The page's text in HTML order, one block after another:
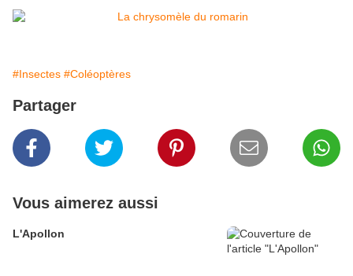
#Insectes #Coléoptères
Partager
Vous aimerez aussi
L'Apollon